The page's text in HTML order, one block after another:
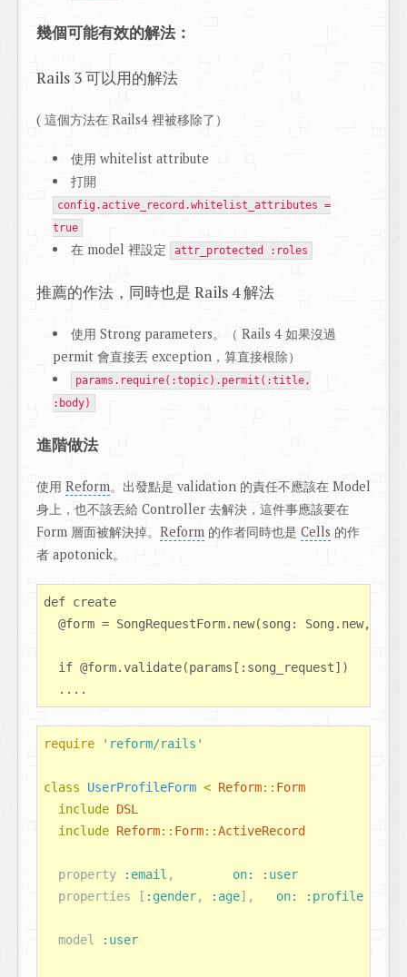
幾個可能有效的解法：
Rails 3 可以用的解法
( 這個方法在 Rails4 裡被移除了）
使用 whitelist attribute
打開
config.active_record.whitelist_attributes =
true
在 model 裡設定 attr_protected :roles
推薦的作法，同時也是 Rails 4 解法
使用 Strong parameters。（ Rails 4 如果沒過
permit 會直接丟 exception，算直接根除）
params.require(:topic).permit(:title,
:body)
進階做法
使用 Reform。出發點是 validation 的責任不應該在 Model
身上，也不該丟給 Controller 去解決，這件事應該要在
Form 層面被解決掉。 Reform 的作者同時也是 Cells 的作
者 apotonick。
def create
@form = SongRequestForm.new(song: Song.new,
  if @form.validate(params[:song_request])
require 'reform/rails'
class UserProfileForm < Reform:: Form
include DSL
include Reform:: Form::ActiveRecord
property :email ,
on: :user
properties
[ :gender, :age], on: :profile
model :user